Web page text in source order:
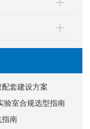
套建设方案
验室合规选型指南
南